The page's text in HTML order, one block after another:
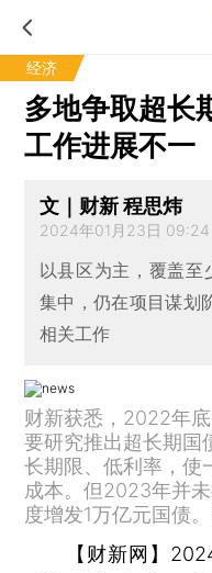
经济
多地争取超长
工作进展不一
文｜财新 程思炜
2024年01月23日 09:24
以县区为主，覆盖至
集中，仍在项目谋划
相关工作
财新获悉，2022年
要研究推出超长期国
长期限、低利率，使
成本。但2023年并
度增发1万亿元国债
【财新网】